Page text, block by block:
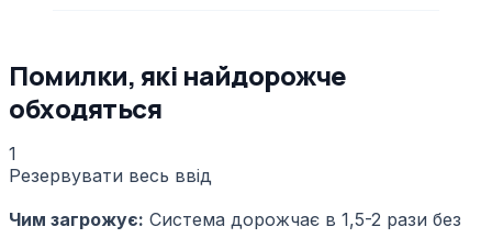
Помилки, які найдорожче
обходяться
1
Резервувати весь ввід
Чим загрожує: Система дорожчає в 1,5-2 рази без